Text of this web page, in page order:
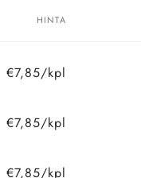
HINTA
€7,85/kpl
€7,85/kpl
€7,85/kpl